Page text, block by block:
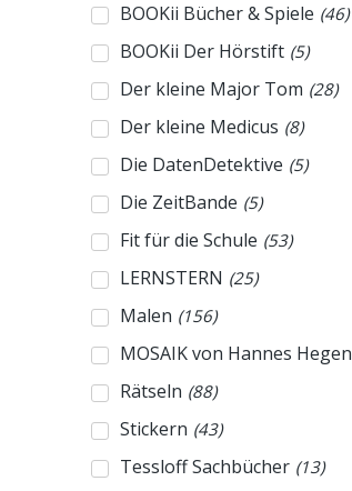
BOOKii Bücher & Spiele (46)
BOOKii Der Hörstift (5)
Der kleine Major Tom (28)
Der kleine Medicus (8)
Die DatenDetektive (5)
Die ZeitBande (5)
Fit für die Schule (53)
LERNSTERN (25)
Malen (156)
MOSAIK von Hannes Hegen
Rätseln (88)
Stickern (43)
Tessloff Sachbücher (13)